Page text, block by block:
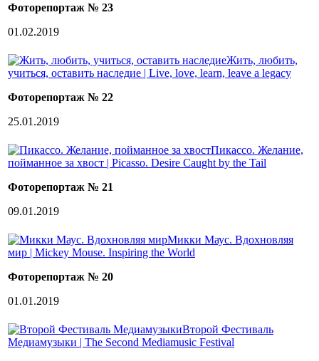
Фоторепортаж № 23
01.02.2019
Жить, любить,
учиться, оставить наследие | Live, love, learn, leave a legacy
Фоторепортаж № 22
25.01.2019
Пикассо. Желание,
пойманное за хвост | Picasso. Desire Caught by the Tail
Фоторепортаж № 21
09.01.2019
Микки Маус. Вдохновляя
мир | Mickey Mouse. Inspiring the World
Фоторепортаж № 20
01.01.2019
Второй Фестиваль
Медиамузыки | The Second Mediamusic Festival